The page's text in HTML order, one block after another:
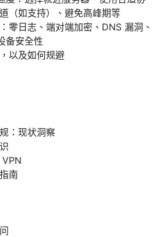
（如支持）、避免高峰期等
零日志、端对端加密、DNS 漏洞、
备安全性
以及如何规避
：现状洞察
南